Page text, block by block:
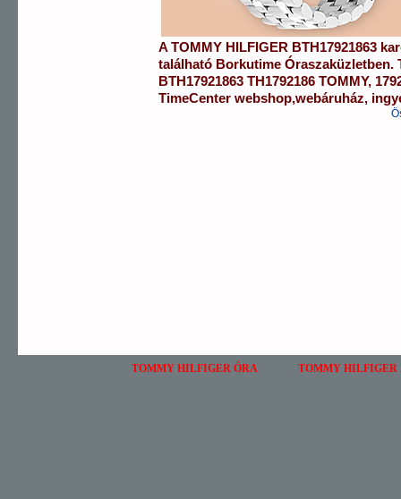
ATOMMY HILFIGER BTH17921863
található Borkutime Óraszaküzletben.
BTH17921863 TH1792186 TOMMY,
TimeCenter webshop,webáruház,
TOMMY HILFIGER ÓRA TOMMY HILFIGER